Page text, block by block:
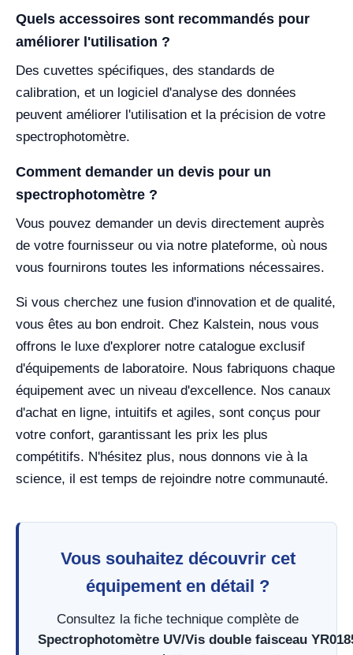
Quels accessoires sont recommandés pour
améliorer l'utilisation ?
Des cuvettes spécifiques, des standards de
calibration, et un logiciel d'analyse des données
peuvent améliorer l'utilisation et la précision de votre
spectrophotomètre.
Comment demander un devis pour un
spectrophotomètre ?
Vous pouvez demander un devis directement auprès
de votre fournisseur ou via notre plateforme, où nous
vous fournirons toutes les informations nécessaires.
Si vous cherchez une fusion d'innovation et de qualité,
vous êtes au bon endroit. Chez Kalstein, nous vous
offrons le luxe d'explorer notre catalogue exclusif
d'équipements de laboratoire. Nous fabriquons chaque
équipement avec un niveau d'excellence. Nos canaux
d'achat en ligne, intuitifs et agiles, sont conçus pour
votre confort, garantissant les prix les plus
compétitifs. N'hésitez plus, nous donnons vie à la
science, il est temps de rejoindre notre communauté.
Vous souhaitez découvrir cet
équipement en détail ?
Consultez la fiche technique complète de
Spectrophotomètre UV/Vis double faisceau